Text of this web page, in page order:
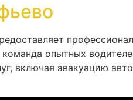
опытных
включая эвакуацию